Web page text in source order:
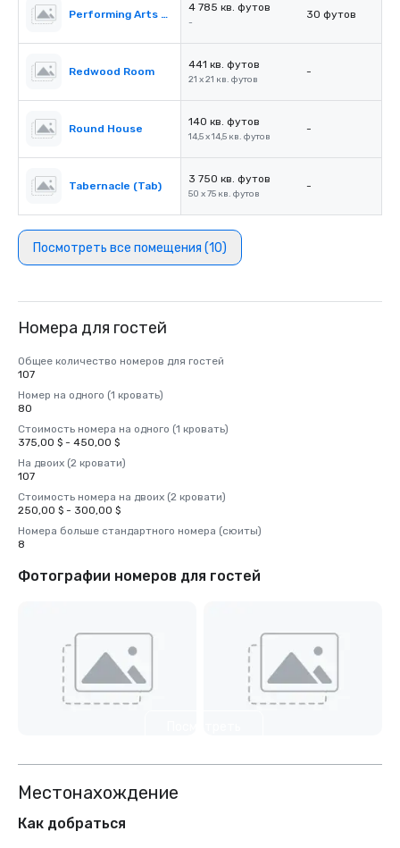
Performing Arts Center (PAC)
4 785 кв. футов
-
30 футов
Redwood Room
441 кв. футов
21 x 21 кв. футов
-
Round House
140 кв. футов
14,5 x 14,5 кв. футов
-
Tabernacle (Tab)
3 750 кв. футов
50 x 75 кв. футов
-
Посмотреть все помещения (10)
Номера для гостей
Общее количество номеров для гостей
107
Номер на одного (1 кровать)
80
Стоимость номера на одного (1 кровать)
375,00 $ - 450,00 $
На двоих (2 кровати)
107
Стоимость номера на двоих (2 кровати)
250,00 $ - 300,00 $
Номера больше стандартного номера (сюиты)
8
Фотографии номеров для гостей
Местонахождение
Как добраться